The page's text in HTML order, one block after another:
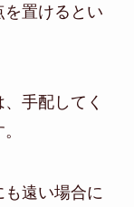
置けるとい
手配してく
も遠い場合に